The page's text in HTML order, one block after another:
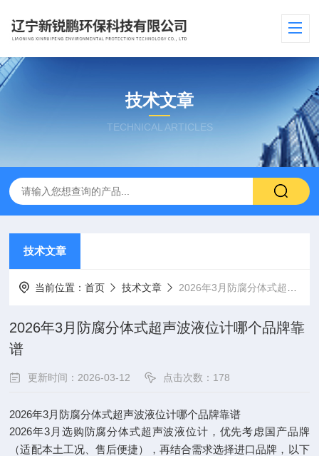
技术文章
TECHNICAL ARTICLES
技术文章
当前位置：首页 技术文章 2026年3月防腐分体式超声波液位计哪个品牌靠谱​
2026年3月防腐分体式超声波液位计哪个品牌靠
谱​
更新时间：2026-03-12 点击次数：178
2026年3月防腐分体式超声波液位计哪个品牌靠谱
2026年3月选购防腐分体式超声波液位计，优先考虑国产品牌
（适配本土工况、售后便捷），再结合需求选择进口品牌，以下